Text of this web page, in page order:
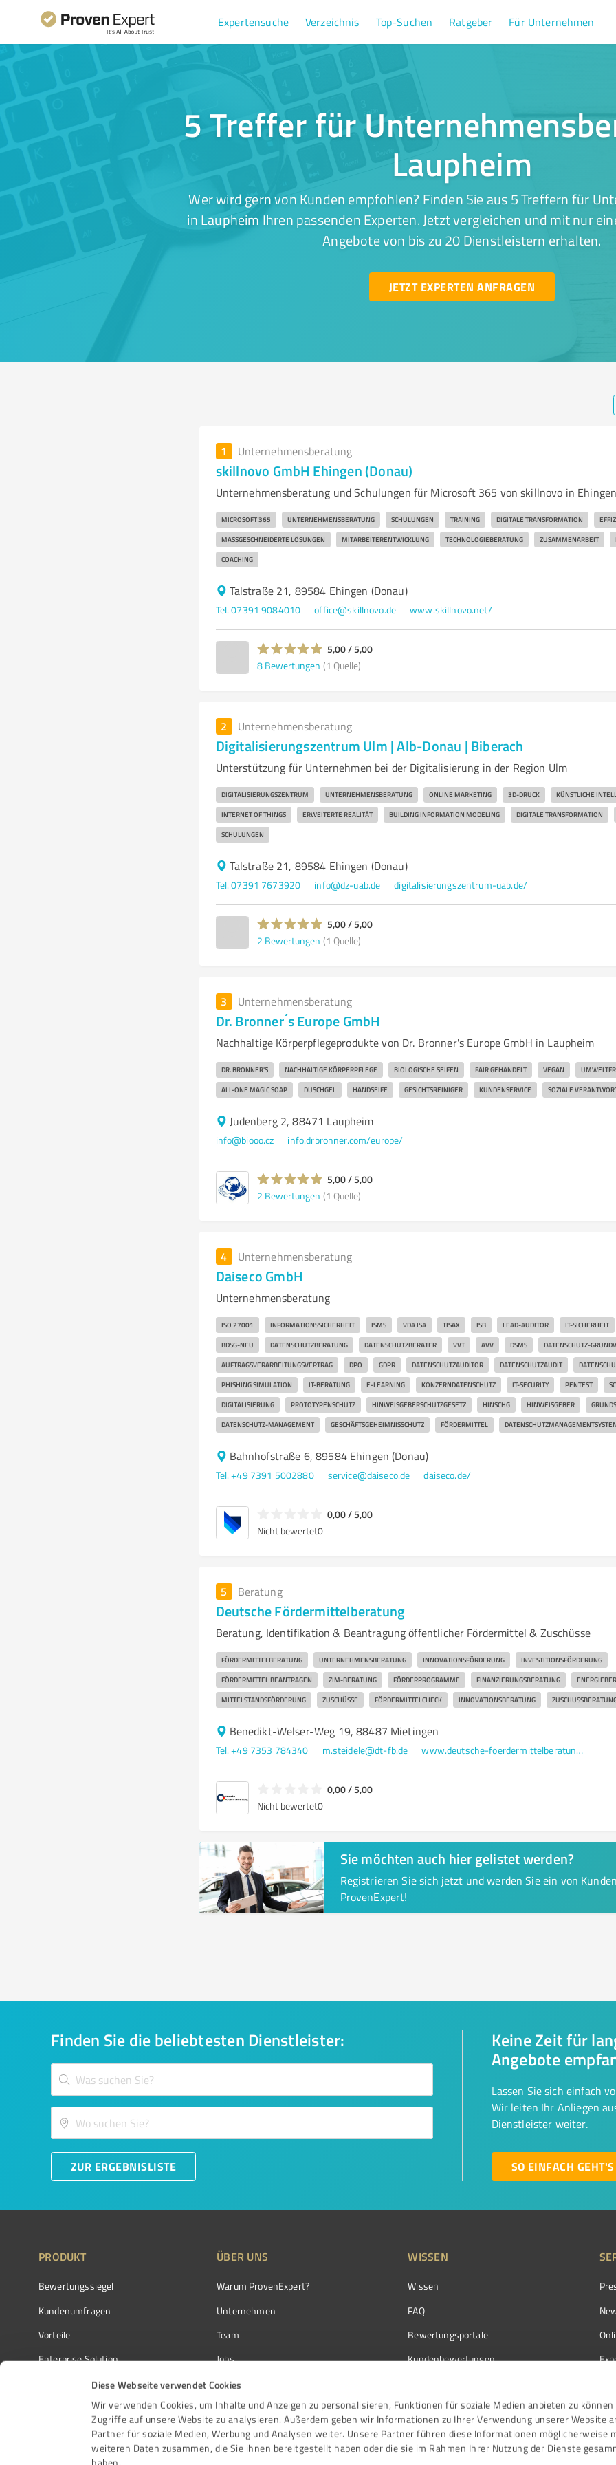
Diese Webseite verwendet Cookies
Wir verwenden Cookies, um Inhalte und Anzeigen zu personalisieren, Funktionen für soziale Medien anbieten zu können
Zugriffe auf unsere Website zu analysieren. Außerdem geben wir Informationen zu Ihrer Verwendung unserer Website
Partner für soziale Medien, Werbung und Analysen weiter. Unsere Partner führen diese Informationen möglicherweise
weiteren Daten zusammen, die Sie ihnen bereitgestellt haben oder die sie im Rahmen Ihrer Nutzung der Dienste
Expertensuche Verzeichnis Top-Suchen Ratgeber Für Unternehmen
5 Treffer für
Laupheim
Wer wird gern von Kunden empfohlen? Finden Sie aus 5 Treffern für
in Laupheim Ihren passenden Experten. Jetzt vergleichen und mit nur
Angebote von bis zu 20 Dienstleistern erhalten.
JETZT EXPERTEN ANFRAGEN
1 Unternehmensberatung
skillnovo GmbH Ehingen (Donau)
Unternehmensberatung und Schulungen für Microsoft 365 von skillnovo in Ehingen
MICROSOFT 365 UNTERNEHMENSBERATUNG SCHULUNGEN TRAINING DIGITALE TRANSFORMATION
MASSGESCHNEIDERTE LÖSUNGEN MITARBEITERENTWICKLUNG TECHNOLOGIEBERATUNG ZUSAMMENARBEIT
COACHING
Talstraße 21, 89584 Ehingen (Donau)
Tel. 07391 9084010 office@skillnovo.de www.skillnovo.net/
5,00 / 5,00
8 Bewertungen (1 Quelle)
2 Unternehmensberatung
Digitalisierungszentrum Ulm | Alb-Donau | Biberach
Unterstützung für Unternehmen bei der Digitalisierung in der Region Ulm
DIGITALISIERUNGSZENTRUM UNTERNEHMENSBERATUNG ONLINE MARKETING 3D-DRUCK KÜNSTLICHE
INTERNET OF THINGS ERWEITERTE REALITÄT BUILDING INFORMATION MODELING DIGITALE TRANSFORMATION
SCHULUNGEN
Talstraße 21, 89584 Ehingen (Donau)
Tel. 07391 7673920 info@dz-uab.de digitalisierungszentrum-uab.de/
5,00 / 5,00
2 Bewertungen (1 Quelle)
3 Unternehmensberatung
Dr. Bronner ́s Europe GmbH
Nachhaltige Körperpflegeprodukte von Dr. Bronner's Europe GmbH in Laupheim
DR. BRONNER'S NACHHALTIGE KÖRPERPFLEGE BIOLOGISCHE SEIFEN FAIR GEHANDELT VEGAN
ALL-ONE MAGIC SOAP DUSCHGEL HANDSEIFE GESICHTSREINIGER KUNDENSERVICE SOZIALE
Judenberg 2, 88471 Laupheim
info@biooo.cz info.drbronner.com/europe/
5,00 / 5,00
2 Bewertungen (1 Quelle)
4 Unternehmensberatung
Daiseco GmbH
Unternehmensberatung
ISO 27001 INFORMATIONSSICHERHEIT ISMS VDA ISA TISAX ISB LEAD-AUDITOR IT-SICHERHEIT
BDSG-NEU DATENSCHUTZBERATUNG DATENSCHUTZBERATER VVT AVV DSMS DATENSCHUTZ-
AUFTRAGSVERARBEITUNGSVERTRAG DPO GDPR DATENSCHUTZAUDITOR DATENSCHUTZAUDIT
PHISHING SIMULATION IT-BERATUNG E-LEARNING KONZERNDATENSCHUTZ IT-SECURITY PENTEST
DIGITALISIERUNG PROTOTYPENSCHUTZ HINWEISGEBERSCHUTZGESETZ HINSCHG HINWEISGEBER
DATENSCHUTZ-MANAGEMENT GESCHÄFTSGEHEIMNISSCHUTZ FÖRDERMITTEL
Bahnhofstraße 6, 89584 Ehingen (Donau)
Tel. +49 7391 5002880 service@daiseco.de daiseco.de/
0,00 / 5,00
Nicht bewertet0
5 Beratung
Deutsche Fördermittelberatung
Beratung, Identifikation & Beantragung öffentlicher Fördermittel & Zuschüsse
FÖRDERMITTELBERATUNG UNTERNEHMENSBERATUNG INNOVATIONSFÖRDERUNG INVESTITIONSFÖRDERUNG
FÖRDERMITTEL BEANTRAGEN ZIM-BERATUNG FÖRDERPROGRAMME FINANZIERUNGSBERATUNG
MITTELSTANDSFÖRDERUNG ZUSCHÜSSE FÖRDERMITTELCHECK INNOVATIONSBERATUNG
Benedikt-Welser-Weg 19, 88487 Mietingen
Tel. +49 7353 784340 m.steidele@dt-fb.de www.deutsche-foerdermittelberatung.de/
0,00 / 5,00
Nicht bewertet0
Sie möchten auch hier gelistet werden?
Registrieren Sie sich jetzt und werden Sie ein von
ProvenExpert!
Finden Sie die beliebtesten Dienstleister:
ZUR ERGEBNISLISTE
Keine Zeit für
Angebote
Lassen Sie sich einfach
Wir leiten Ihr Anliegen
Dienstleister weiter.
SO EINFACH GEHT'S
PRODUKT
Bewertungssiegel
Kundenumfragen
Vorteile
Enterprise Solution
Partnerprogramm
Auszeichnungen
ÜBER UNS
Warum ProvenExpert?
Unternehmen
Team
Jobs
Kundenstimmen
Kontakt
WISSEN
Wissen
FAQ
Bewertungsportale
Kundenbewertungen
Bewertungs­richtlinien
Events